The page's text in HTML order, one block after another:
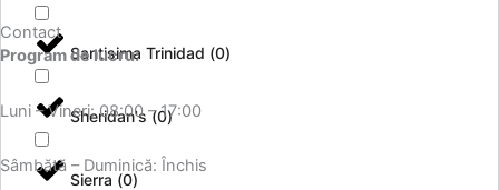
Santisima Trinidad (0)
Sheridan's(0)
Sierra (0)
Contact
Program de lucru:
Luni – Vineri: 08:00 – 17:00
Sâmbătă – Duminică: Închis